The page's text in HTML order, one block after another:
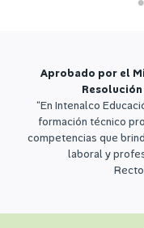
Aprobado por el
Resolución
“En Intenalco
formación técnico
competencias que
laboral y